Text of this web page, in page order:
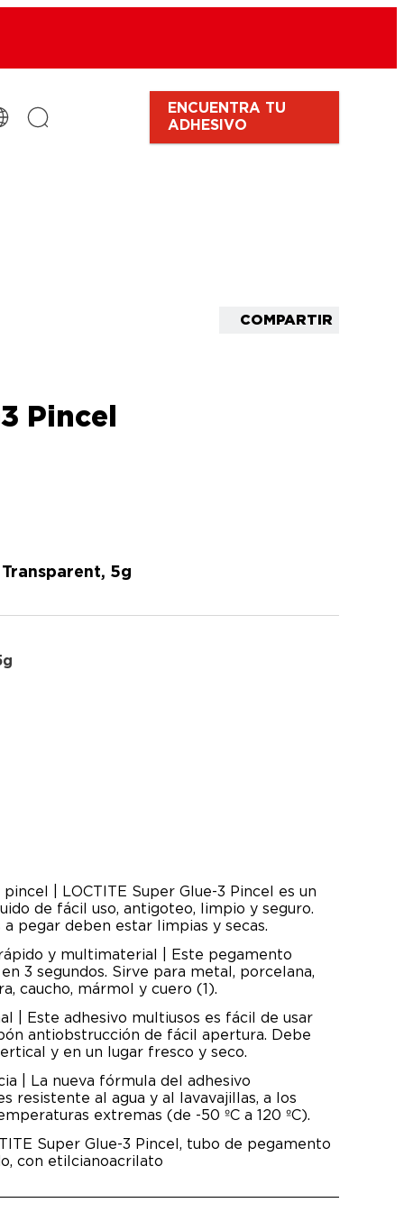
ENCUENTRA TU
ADHESIVO
COMPARTIR
Pincel
Transparent, 5g
| LOCTITE Super Glue-3 Pincel es un
de fácil uso, antigoteo, limpio y seguro.
a pegar deben estar limpias y secas.
y multimaterial | Este pegamento
3 segundos. Sirve para metal, porcelana,
caucho, mármol y cuero (1).
| Este adhesivo multiusos es fácil de usar
antiobstrucción de fácil apertura. Debe
y en un lugar fresco y seco.
| La nueva fórmula del adhesivo
resistente al agua y al lavavajillas, a los
extremas (de -50 ºC a 120 ºC).
Super Glue-3 Pincel, tubo de pegamento
con etilcianoacrilato